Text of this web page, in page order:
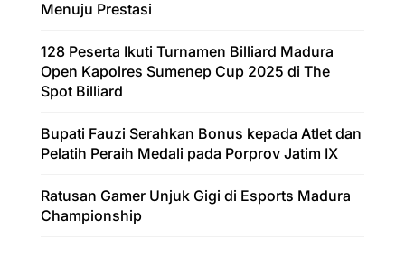
Menuju Prestasi
128 Peserta Ikuti Turnamen Billiard Madura
Open Kapolres Sumenep Cup 2025 di The
Spot Billiard
Bupati Fauzi Serahkan Bonus kepada Atlet dan
Pelatih Peraih Medali pada Porprov Jatim IX
Ratusan Gamer Unjuk Gigi di Esports Madura
Championship